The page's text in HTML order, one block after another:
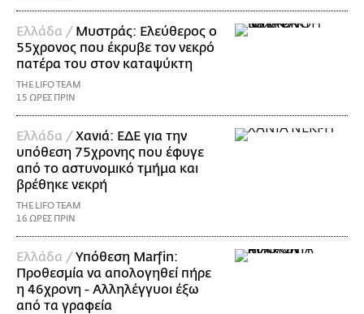
Ελλάδα / Μυστράς: Ελεύθερος ο
55χρονος που έκρυβε τον νεκρό
πατέρα του στον καταψύκτη
THE LIFO TEAM
15 ΩΡΕΣ ΠΡΙΝ
Ελλάδα / Χανιά: ΕΔΕ για την
υπόθεση 75χρονης που έφυγε
από το αστυνομικό τμήμα και
βρέθηκε νεκρή
THE LIFO TEAM
16 ΩΡΕΣ ΠΡΙΝ
Ελλάδα /Υπόθεση Marfin:
Προθεσμία να απολογηθεί πήρε
η 46χρονη - Αλληλέγγυοι έξω
από τα γραφεία